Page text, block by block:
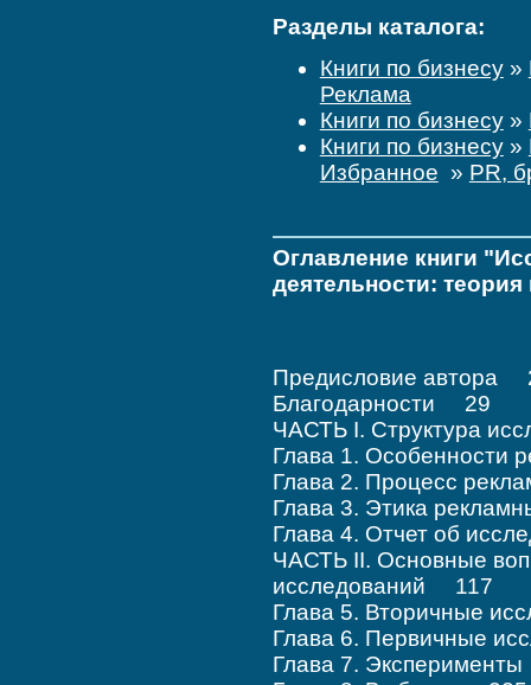
Разделы каталога:
Книги по бизнесу»
Реклама
Книги по бизнесу»
Книги по бизнесу»
Избранное » PR,
Оглавление книги
деятельности: теория
Предисловие автора
Благодарности 29
ЧАСТЬ I. Структура
Глава 1. Особенности
Глава 2. Процесс
Глава 3. Этика
Глава 4. Отчет об
ЧАСТЬ II. Основные
исследований 117
Глава 5. Вторичные
Глава 6. Первичные
Глава 7.